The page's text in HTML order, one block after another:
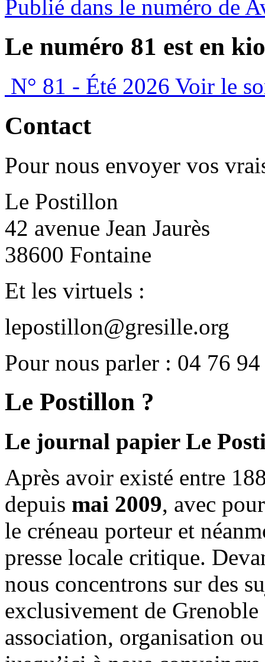
Publié dans le numéro de
Le numéro 81 est en
N° 81 - Été 2026 Voir le
Contact
Pour nous envoyer vos
Le Postillon
42 avenue Jean Jaurès
38600 Fontaine
Et les virtuels :
lepostillon@gresille.org
Pour nous parler : 04 76
Le Postillon ?
Le journal papier Le
Après avoir existé entre
depuis mai 2009, avec
le créneau porteur et
presse locale critique.
nous concentrons sur des
exclusivement de
association, organisation